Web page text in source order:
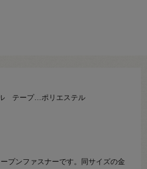
テープ…ポリエステル
プンファスナーです。同サイズの金